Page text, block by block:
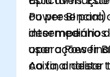
Power BI para
desempenho
operações
ou presencial)
intermediários
usar o Power
caixa,
Ao final deste